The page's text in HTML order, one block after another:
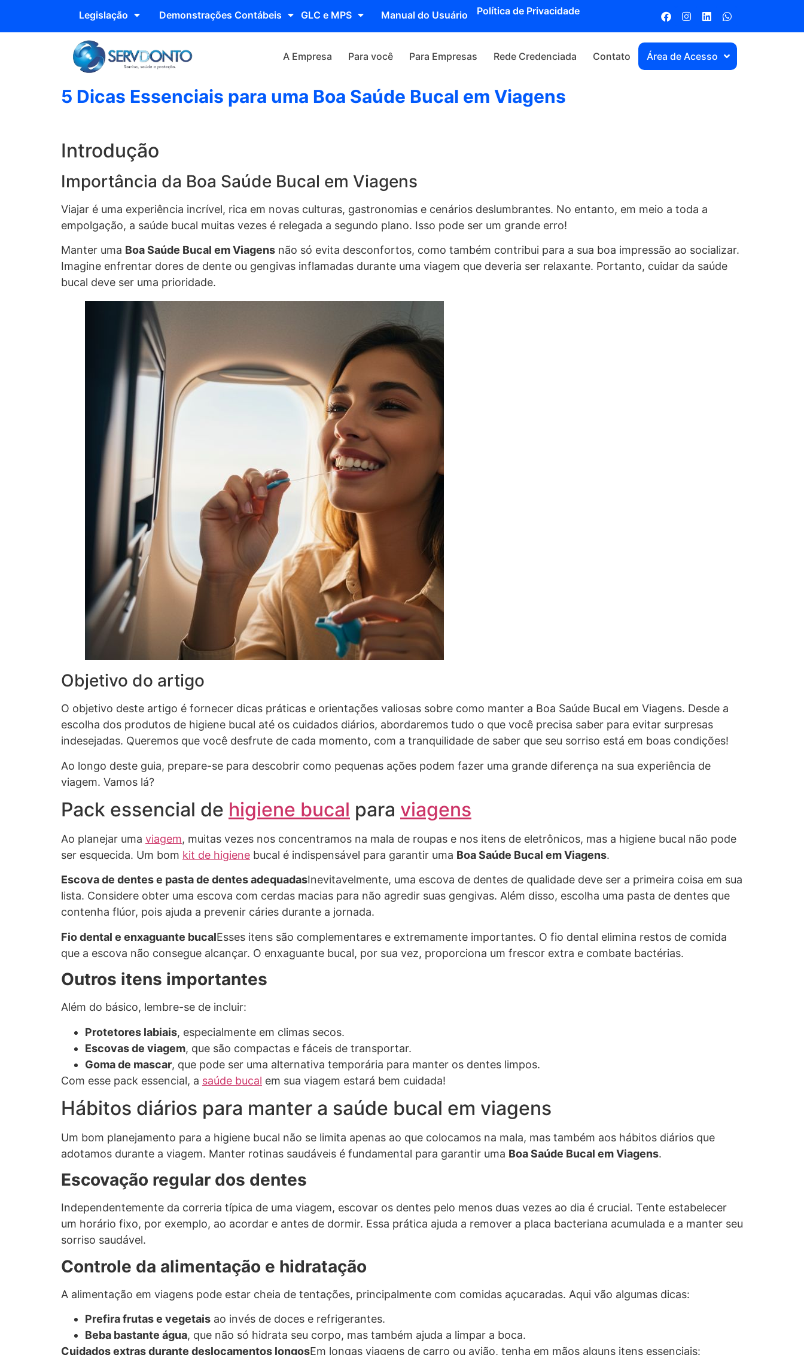
Legislação Demonstrações Contábeis GLC e MPS Manual do Usuário Política de Privacidade
A Empresa Para você Para Empresas Rede Credenciada Contato Área de Acesso
5 Dicas Essenciais para uma Boa Saúde Bucal em Viagens
Introdução
Importância da Boa Saúde Bucal em Viagens
Viajar é uma experiência incrível, rica em novas culturas, gastronomias e cenários deslumbrantes. No entanto, em meio a toda a
empolgação, a saúde bucal muitas vezes é relegada a segundo plano. Isso pode ser um grande erro!
Manter uma Boa Saúde Bucal em Viagens não só evita desconfortos, como também contribui para a sua boa impressão ao socializar.
Imagine enfrentar dores de dente ou gengivas inflamadas durante uma viagem que deveria ser relaxante. Portanto, cuidar da saúde
bucal deve ser uma prioridade.
Objetivo do artigo
O objetivo deste artigo é fornecer dicas práticas e orientações valiosas sobre como manter a Boa Saúde Bucal em Viagens. Desde a
escolha dos produtos de higiene bucal até os cuidados diários, abordaremos tudo o que você precisa saber para evitar surpresas
indesejadas. Queremos que você desfrute de cada momento, com a tranquilidade de saber que seu sorriso está em boas condições!
Ao longo deste guia, prepare-se para descobrir como pequenas ações podem fazer uma grande diferença na sua experiência de
viagem. Vamos lá?
Pack essencial de higiene bucal para viagens
Ao planejar uma viagem, muitas vezes nos concentramos na mala de roupas e nos itens de eletrônicos, mas a higiene bucal não pode
ser esquecida. Um bom kit de higiene bucal é indispensável para garantir uma Boa Saúde Bucal em Viagens.
Escova de dentes e pasta de dentes adequadasInevitavelmente, uma escova de dentes de qualidade deve ser a primeira coisa em sua
lista. Considere obter uma escova com cerdas macias para não agredir suas gengivas. Além disso, escolha uma pasta de dentes que
contenha flúor, pois ajuda a prevenir cáries durante a jornada.
Fio dental e enxaguante bucalEsses itens são complementares e extremamente importantes. O fio dental elimina restos de comida
que a escova não consegue alcançar. O enxaguante bucal, por sua vez, proporciona um frescor extra e combate bactérias.
Outros itens importantes
Além do básico, lembre-se de incluir:
Protetores labiais, especialmente em climas secos.
Escovas de viagem, que são compactas e fáceis de transportar.
Goma de mascar, que pode ser uma alternativa temporária para manter os dentes limpos.
Com esse pack essencial, a saúde bucal em sua viagem estará bem cuidada!
Hábitos diários para manter a saúde bucal em viagens
Um bom planejamento para a higiene bucal não se limita apenas ao que colocamos na mala, mas também aos hábitos diários que
adotamos durante a viagem. Manter rotinas saudáveis é fundamental para garantir uma Boa Saúde Bucal em Viagens.
Escovação regular dos dentes
Independentemente da correria típica de uma viagem, escovar os dentes pelo menos duas vezes ao dia é crucial. Tente estabelecer
um horário fixo, por exemplo, ao acordar e antes de dormir. Essa prática ajuda a remover a placa bacteriana acumulada e a manter seu
sorriso saudável.
Controle da alimentação e hidratação
A alimentação em viagens pode estar cheia de tentações, principalmente com comidas açucaradas. Aqui vão algumas dicas:
Prefira frutas e vegetais ao invés de doces e refrigerantes.
Beba bastante água, que não só hidrata seu corpo, mas também ajuda a limpar a boca.
Cuidados extras durante deslocamentos longosEm longas viagens de carro ou avião, tenha em mãos alguns itens essenciais: